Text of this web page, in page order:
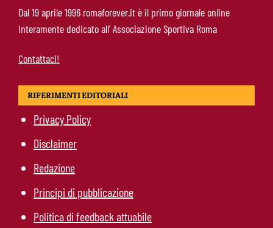
Hermoso, sospiro di sollievo per la Roma:
nessun infortunio dopo il problema alla
caviglia
Dal 19 aprile 1996 romaforever.it è il primo giornale online
interamente dedicato all’ Associazione Sportiva Roma
Contattaci!
RIFERIMENTI EDITORIALI
Privacy Policy
Disclaimer
Redazione
Principi di pubblicazione
Politica di feedback attuabile